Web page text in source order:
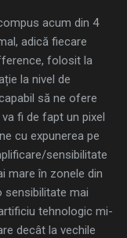
acum din 4
adică fiecare
folosit la
la nivel de
să ne ofere
fi de fapt un pixel
cu expunerea pe
sensibilitate
mare în zonele din
sensibilitate mai
tehnologic mi-
decât la vechile